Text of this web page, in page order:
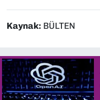
Kaynak: BÜLTEN